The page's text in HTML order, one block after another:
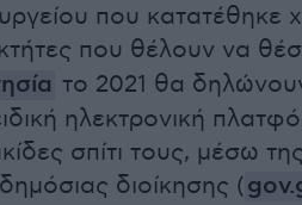
που κατατέθηκε
που θέλουν να
το 2021 θα
ηλεκτρονική
σπίτι τους, μέσω
διοίκησης (